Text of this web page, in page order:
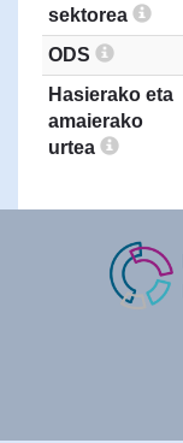
sektorea
ODS
Hasierako eta
amaierako
urtea